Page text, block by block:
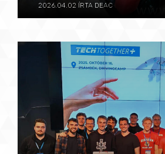
2026.04.02 ÍRTA DEAC